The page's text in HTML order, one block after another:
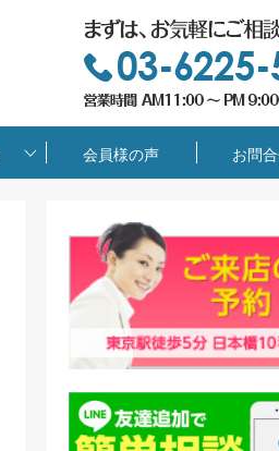
会員様の声 お問